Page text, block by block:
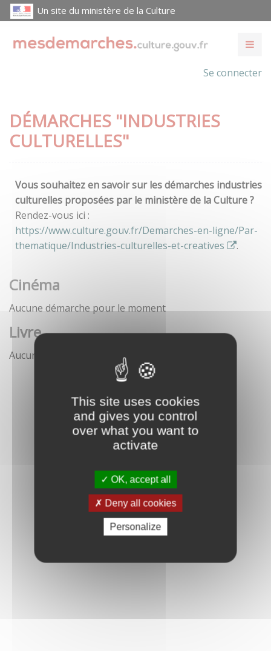
This site uses cookies
and gives you control
over what you want to
activate
OK, accept all
Deny all cookies
Personalize
Un site du ministère de la Culture
Se connecter
DÉMARCHES "INDUSTRIES
CULTURELLES"
Vous souhaitez en savoir sur les démarches industries
culturelles proposées par le ministère de la Culture ?
Rendez-vous ici :
https://www.culture.gouv.fr/Demarches-en-ligne/Par-
thematique/Industries-culturelles-et-creatives
.
Cinéma
Aucune démarche pour le moment
Livre
Aucune démarche pour le moment